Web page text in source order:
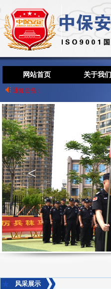
网站首页 关于我们
通知公告：
<
风采展示